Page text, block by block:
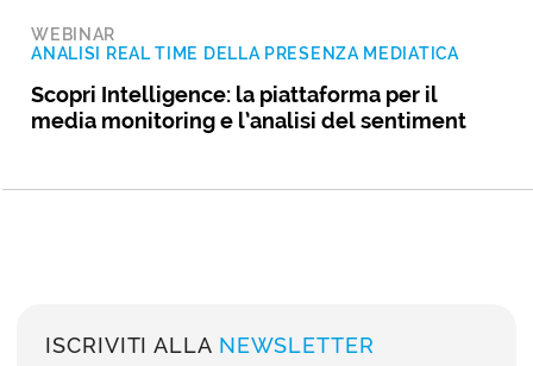
WEBINAR
ANALISI REAL TIME DELLA PRESENZA MEDIATICA
Scopri Intelligence: la piattaforma per il
media monitoring e l’analisi del sentiment
ISCRIVITI ALLA NEWSLETTER